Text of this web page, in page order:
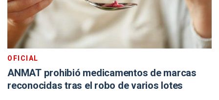
OFICIAL
ANMAT prohibió medicamentos de marcas
reconocidas tras el robo de varios lotes